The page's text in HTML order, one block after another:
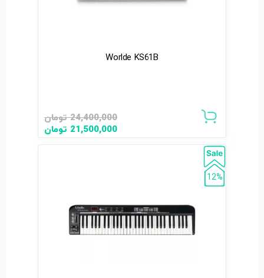
Worlde KS61B
24,400,000 تومان
21,500,000 تومان
12%